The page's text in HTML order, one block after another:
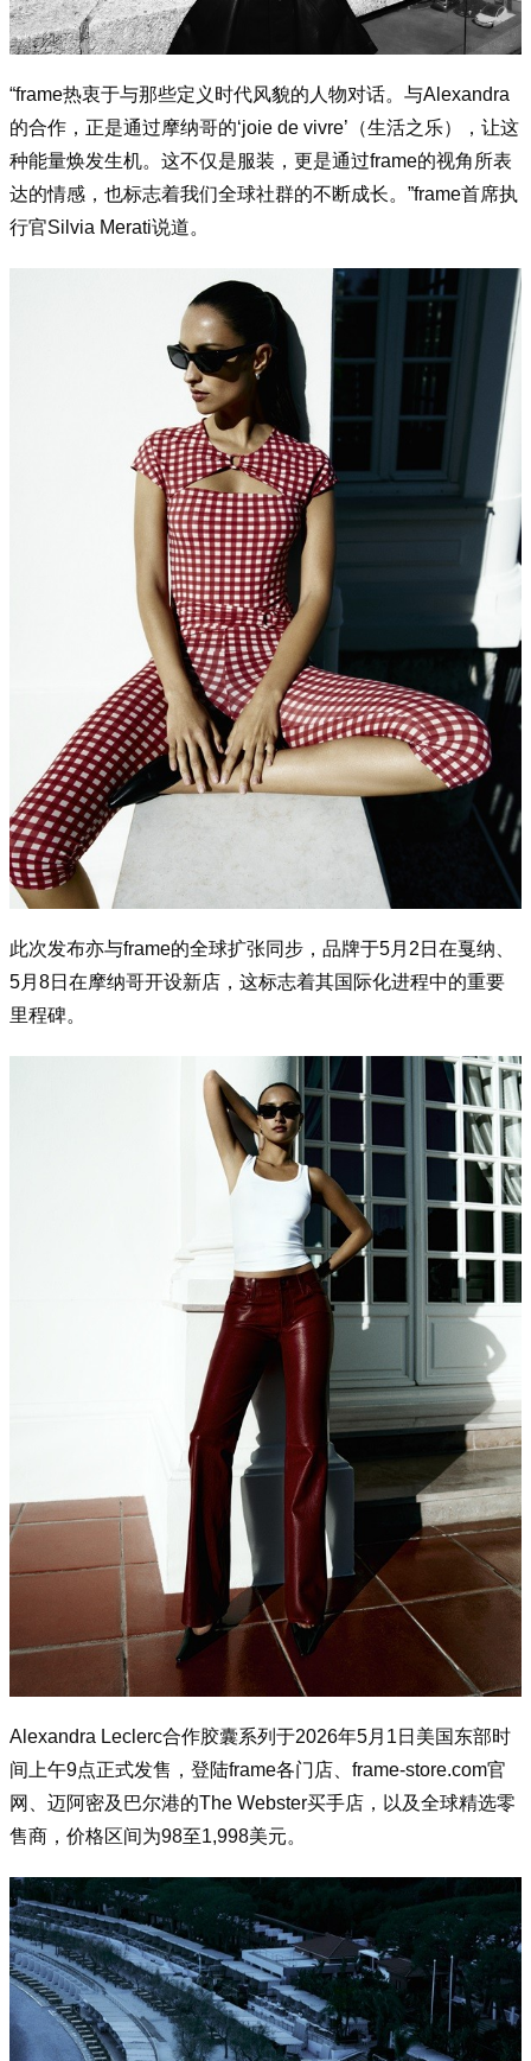
“frame热衷于与那些定义时代风貌的人物对话。与Alexandra
的合作，正是通过摩纳哥的‘joie de vivre’（生活之乐），让这
种能量焕发生机。这不仅是服装，更是通过frame的视角所表
达的情感，也标志着我们全球社群的不断成长。”frame首席执
行官Silvia Merati说道。
此次发布亦与frame的全球扩张同步，品牌于5月2日在戛纳、
5月8日在摩纳哥开设新店，这标志着其国际化进程中的重要
里程碑。
Alexandra Leclerc合作胶囊系列于2026年5月1日美国东部时
间上午9点正式发售，登陆frame各门店、frame-store.com官
网、迈阿密及巴尔港的The Webster买手店，以及全球精选零
售商，价格区间为98至1,998美元。